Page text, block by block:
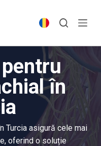
în
Turcia asigură cele mai
oferind o soluție